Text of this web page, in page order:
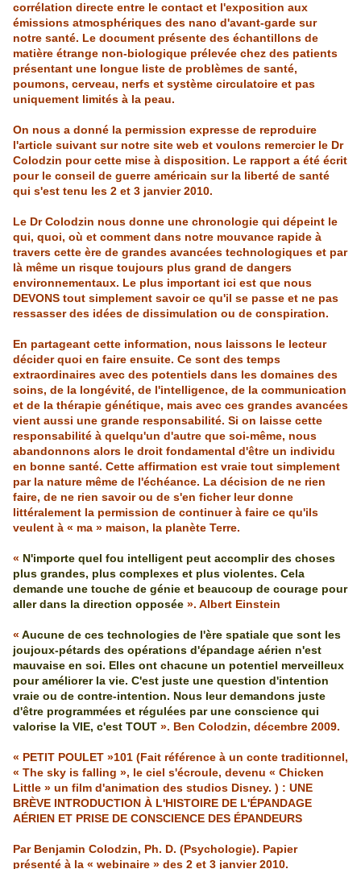
corrélation directe entre le contact et l'exposition aux
émissions atmosphériques des nano d'avant-garde sur
notre santé. Le document présente des échantillons de
matière étrange non-biologique prélevée chez des patients
présentant une longue liste de problèmes de santé,
poumons, cerveau, nerfs et système circulatoire et pas
uniquement limités à la peau.
On nous a donné la permission expresse de reproduire
l'article suivant sur notre site web et voulons remercier le Dr
Colodzin pour cette mise à disposition. Le rapport a été écrit
pour le conseil de guerre américain sur la liberté de santé
qui s'est tenu les 2 et 3 janvier 2010.
Le Dr Colodzin nous donne une chronologie qui dépeint le
qui, quoi, où et comment dans notre mouvance rapide à
travers cette ère de grandes avancées technologiques et par
là même un risque toujours plus grand de dangers
environnementaux. Le plus important ici est que nous
DEVONS tout simplement savoir ce qu'il se passe et ne pas
ressasser des idées de dissimulation ou de conspiration.
En partageant cette information, nous laissons le lecteur
décider quoi en faire ensuite. Ce sont des temps
extraordinaires avec des potentiels dans les domaines des
soins, de la longévité, de l'intelligence, de la communication
et de la thérapie génétique, mais avec ces grandes avancées
vient aussi une grande responsabilité. Si on laisse cette
responsabilité à quelqu'un d'autre que soi-même, nous
abandonnons alors le droit fondamental d'être un individu
en bonne santé. Cette affirmation est vraie tout simplement
par la nature même de l'échéance. La décision de ne rien
faire, de ne rien savoir ou de s'en ficher leur donne
littéralement la permission de continuer à faire ce qu'ils
veulent à « ma » maison, la planète Terre.
« N'importe quel fou intelligent peut accomplir des choses
plus grandes, plus complexes et plus violentes. Cela
demande une touche de génie et beaucoup de courage pour
aller dans la direction opposée ». Albert Einstein
« Aucune de ces technologies de l'ère spatiale que sont les
joujoux-pétards des opérations d'épandage aérien n'est
mauvaise en soi. Elles ont chacune un potentiel merveilleux
pour améliorer la vie. C'est juste une question d'intention
vraie ou de contre-intention. Nous leur demandons juste
d'être programmées et régulées par une conscience qui
valorise la VIE, c'est TOUT ». Ben Colodzin, décembre 2009.
« PETIT POULET »101 (Fait référence à un conte traditionnel,
« The sky is falling », le ciel s'écroule, devenu « Chicken
Little » un film d'animation des studios Disney. ) : UNE
BRÈVE INTRODUCTION À L'HISTOIRE DE L'ÉPANDAGE
AÉRIEN ET PRISE DE CONSCIENCE DES ÉPANDEURS
Par Benjamin Colodzin, Ph. D. (Psychologie). Papier
présenté à la « webinaire » des 2 et 3 janvier 2010.